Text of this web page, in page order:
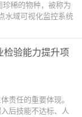
稀的物种，被称为
水域可视化监控系统
检验能力提升项
责任的重要体现。
后技能不达标、人